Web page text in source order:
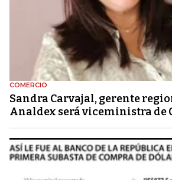
COMERCIO
Sandra Carvajal, gerente
Analdex será viceministra de